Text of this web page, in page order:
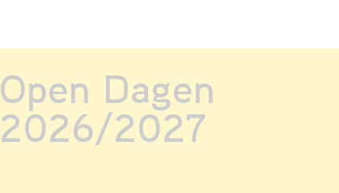
Open Dagen
2026/2027